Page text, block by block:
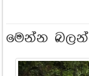
මෙන්න